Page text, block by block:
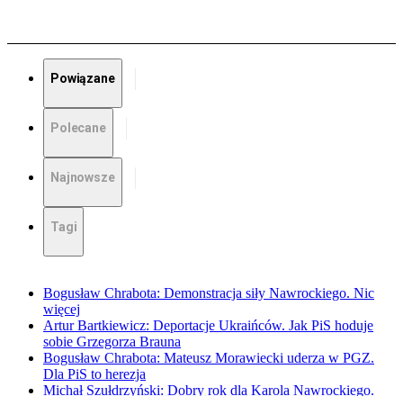
Powiązane
Polecane
Najnowsze
Tagi
Bogusław Chrabota: Demonstracja siły Nawrockiego. Nic
więcej
Artur Bartkiewicz: Deportacje Ukraińców. Jak PiS hoduje
sobie Grzegorza Brauna
Bogusław Chrabota: Mateusz Morawiecki uderza w PGZ.
Dla PiS to herezja
Michał Szułdrzyński: Dobry rok dla Karola Nawrockiego.